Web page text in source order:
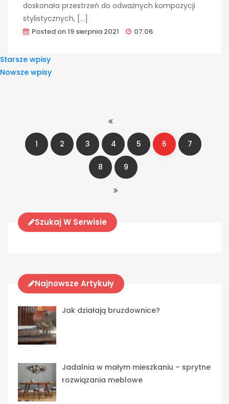
doskonała przestrzeń do odważnych kompozycji
stylistycznych, […]
Posted on19 sierpnia 2021 07:06
Nawigacja
Po
Starsze wpisy
Nowsze wpisy
1 2 3 4 5 6 7
8 9
Szukaj W Serwisie
Najnowsze Artykuły
Jak działają bruzdownice?
Jadalnia w małym mieszkaniu – sprytne
rozwiązania meblowe